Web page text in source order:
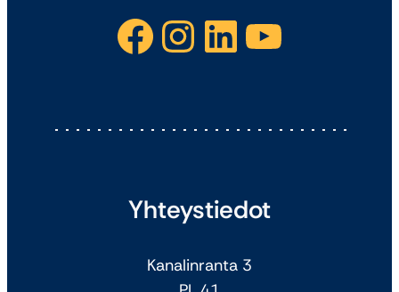
Facebook Instagram LinkedIn YouTube
Yhteystiedot
Kanalinranta 3